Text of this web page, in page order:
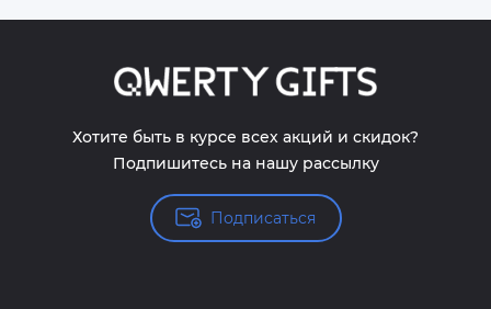
Хотите быть в курсе всех акций и скидок?
Подпишитесь на нашу рассылку
Подписаться